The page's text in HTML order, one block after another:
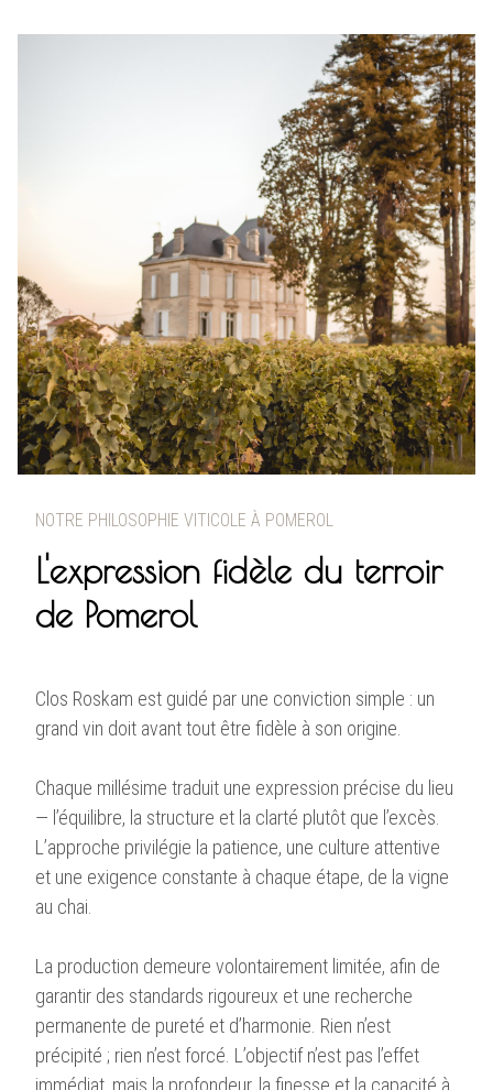
NOTRE PHILOSOPHIE VITICOLE À POMEROL
L'expression fidèle du terroir
de Pomerol
Clos Roskam est guidé par une conviction simple : un
grand vin doit avant tout être fidèle à son origine.
Chaque millésime traduit une expression précise du lieu
— l’équilibre, la structure et la clarté plutôt que l’excès.
L’approche privilégie la patience, une culture attentive
et une exigence constante à chaque étape, de la vigne
au chai.
La production demeure volontairement limitée, afin de
garantir des standards rigoureux et une recherche
permanente de pureté et d’harmonie. Rien n’est
précipité ; rien n’est forcé. L’objectif n’est pas l’effet
immédiat, mais la profondeur, la finesse et la capacité à